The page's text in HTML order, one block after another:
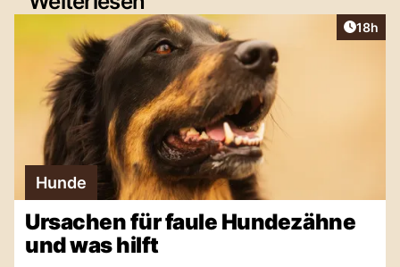
Artikel
18h
Hunde
Ursachen für faule Hundezähne
und was hilft